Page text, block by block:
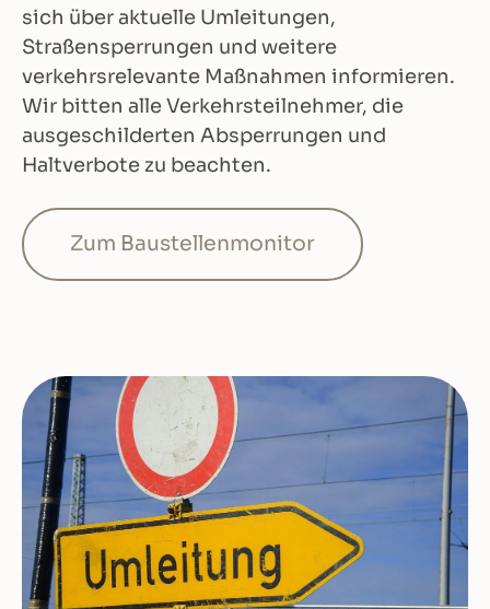
sich über aktuelle Umleitungen,
Straßensperrungen und weitere
verkehrsrelevante Maßnahmen informieren.
Wir bitten alle Verkehrsteilnehmer, die
ausgeschilderten Absperrungen und
Haltverbote zu beachten.
Zum Baustellenmonitor